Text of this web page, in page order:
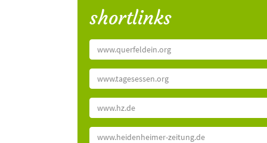
shortlinks
www.querfeldein.org
www.tagesessen.org
www.hz.de
www.heidenheimer-zeitung.de